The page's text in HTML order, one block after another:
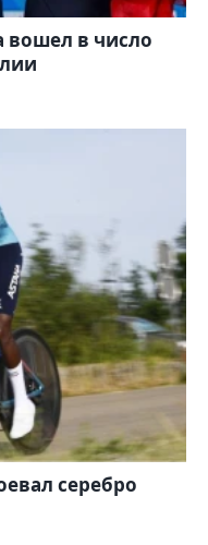
вошел в число
серебро